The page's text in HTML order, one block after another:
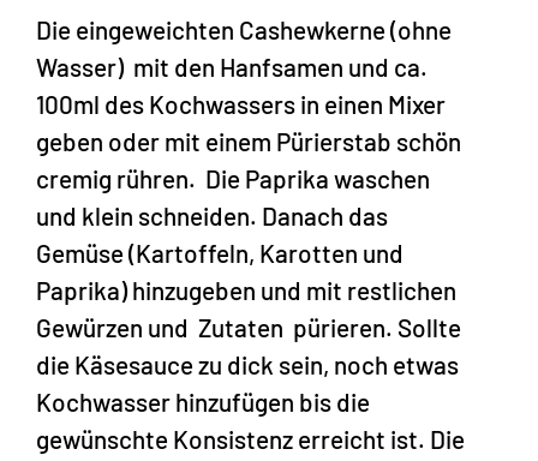
Die eingeweichten Cashewkerne (ohne
Wasser) mit den Hanfsamen und ca.
100ml des Kochwassers in einen Mixer
geben oder mit einem Pürierstab schön
cremig rühren. Die Paprika waschen
und klein schneiden. Danach das
Gemüse (Kartoffeln, Karotten und
Paprika) hinzugeben und mit restlichen
Gewürzen und Zutaten pürieren. Sollte
die Käsesauce zu dick sein, noch etwas
Kochwasser hinzufügen bis die
gewünschte Konsistenz erreicht ist. Die